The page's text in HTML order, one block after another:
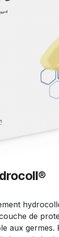
de
aux germes.